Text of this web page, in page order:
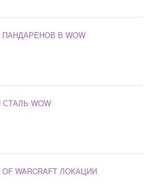
В WOW
WOW
OF WARCRAFT ЛОКАЦИИ